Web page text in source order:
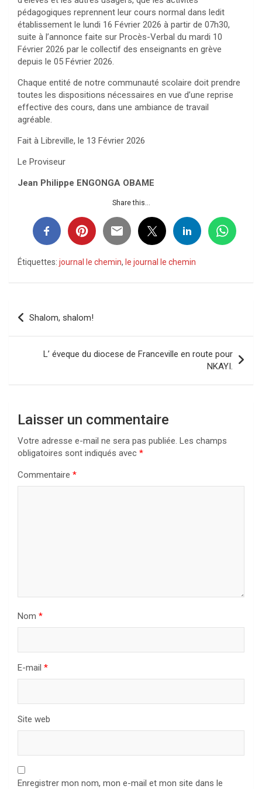
pédagogiques reprennent leur cours normal dans ledit
établissement le lundi 16 Février 2026 à partir de 07h30,
suite à l’annonce faite sur Procès-Verbal du mardi 10
Février 2026 par le collectif des enseignants en grève
depuis le 05 Février 2026.
Chaque entité de notre communauté scolaire doit prendre
toutes les dispositions nécessaires en vue d’une reprise
effective des cours, dans une ambiance de travail
agréable.
Fait à Libreville, le 13 Février 2026
Le Proviseur
Jean Philippe ENGONGA OBAME
Share this...
Étiquettes: journal le chemin, le journal le chemin
Navigation
de
l’article
Shalom, shalom!
L’ éveque du diocese de Franceville en route pour
NKAYI.
Laisser un commentaire
Votre adresse e-mail ne sera pas publiée. Les champs
obligatoires sont indiqués avec *
Commentaire *
Nom *
E-mail *
Site web
Enregistrer mon nom, mon e-mail et mon site dans le